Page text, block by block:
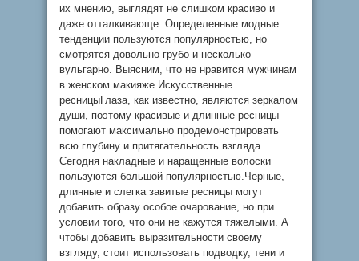
их мнению, выглядят не слишком красиво и
даже отталкивающе. Определенные модные
тенденции пользуются популярностью, но
смотрятся довольно грубо и несколько
вульгарно. Выясним, что не нравится мужчинам
в женском макияже.Искусственные
ресницыГлаза, как известно, являются зеркалом
души, поэтому красивые и длинные ресницы
помогают максимально продемонстрировать
всю глубину и притягательность взгляда.
Сегодня накладные и наращенные волоски
пользуются большой популярностью.Черные,
длинные и слегка завитые ресницы могут
добавить образу особое очарование, но при
условии того, что они не кажутся тяжелыми. А
чтобы добавить выразительности своему
взгляду, стоит использовать подводку, тени и